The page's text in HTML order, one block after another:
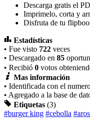
Descarga gratis el
Imprimelo, corta y
Disfruta de tu
Estadísticas
• Fue visto 722 veces
• Descargado en 85
• Recibió 0 votos
Mas información
• Identificada con el
• Agregado a la base de
Etiquetas (3)
#burger king #cebolla #aros